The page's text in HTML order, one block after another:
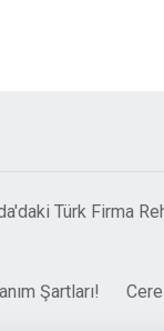
Türk Firma
Şartları!